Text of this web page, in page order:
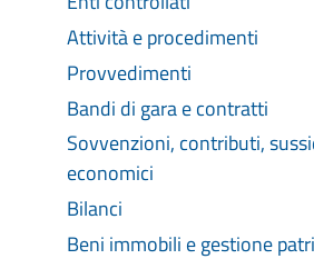
Attività e procedimenti
Provvedimenti
Bandi di gara e contratti
Sovvenzioni, contributi,
economici
Bilanci
Beni immobili e gestione